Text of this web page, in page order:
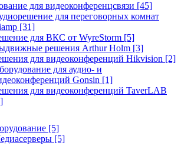
для видеоконференцсвязи [45]
для переговорных комнат
[31]
для ВКС от WyreStorm [5]
решения Arthur Holm [3]
для видеоконференций Hikvision [2]
для аудио- и
Gonsin [1]
для видеоконференций TaverLAB
[5]
[5]